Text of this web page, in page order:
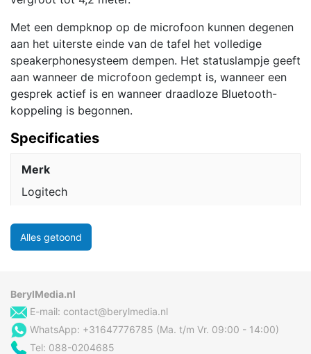
Met een dempknop op de microfoon kunnen degenen
aan het uiterste einde van de tafel het volledige
speakerphonesysteem dempen. Het statuslampje geeft
aan wanneer de microfoon gedempt is, wanneer een
gesprek actief is en wanneer draadloze Bluetooth-
koppeling is begonnen.
Specificaties
Merk
Logitech
Alles getoond
BerylMedia.nl
E-mail: contact@berylmedia.nl
WhatsApp: +31647776785 (Ma. t/m Vr. 09:00 - 14:00)
Tel: 088-0204685